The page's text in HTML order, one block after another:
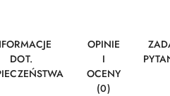
DOT.
OPINIE
I
OCENY
(0)